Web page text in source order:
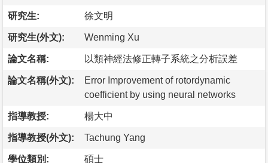
研究生: 徐文明
研究生(外文): Wenming Xu
論文名稱: 以類神經法修正轉子系統之分析誤差
論文名稱(外文):
Error Improvement of rotordynamic
coefficient by using neural networks
指導教授: 楊大中
指導教授(外文): Tachung Yang
學位類別: 碩士